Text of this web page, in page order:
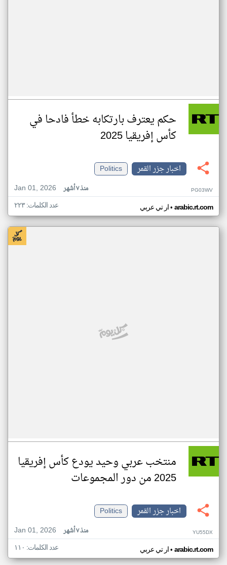
حكم يعترف بارتكابه خطأ فادحا في
كأس إفريقيا 2025
اخبار جزر القمر
Politics
Jan 01, 2026
منذ ٧ أشهر PG03WV
ار تي عربي• arabic.rt.com عدد الكلمات: ٢٢٣
منتخب عربي وحيد يودع كأس إفريقيا
2025 من دور المجموعات
اخبار جزر القمر
Politics
Jan 01, 2026
منذ ٧ أشهر YU55DX
ار تي عربي• arabic.rt.com عدد الكلمات: ١١٠